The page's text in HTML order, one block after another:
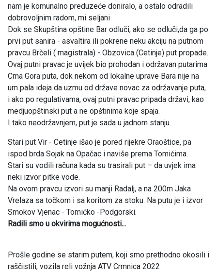
nam je komunalno preduzeće doniralo, a ostalo odradili
dobrovoljnim radom, mi seljani
Dok se Skupština opštine Bar odluči, ako se odluči,da ga po
prvi put sanira - asvaltira ili pokrene neku akciju na putnom
pravcu Brčeli ( magistrala) - Obzovica (Cetinje) put propade.
Ovaj putni pravac je uvijek bio prohodan i održavan putarima
Crna Gora puta, dok nekom od lokalne uprave Bara nije na
um pala ideja da uzmu od države novac za održavanje puta,
i ako po regulativama, ovaj putni pravac pripada državi, kao
medjuopštinski put a ne opštinima koje spaja.
I tako neodržavnjem, put je sada u jadnom stanju.
Stari put Vir - Cetinje išao je pored rijekre Oraoštice, pa
ispod brda Sojak na Opačac i naviše prema Tomićima.
Stari su vodili računa kada su trasirali put – da uvjek ima
neki izvor pitke vode.
Na ovom pravcu izvori su manji Radalj, a na 200m Jaka
Vrelaza sa točkom i sa koritom za stoku. Na putu je i izvor
Smokov Vjenac - Tomićko -Podgorski.
Radili smo u okvirima mogućnosti...
Prošle godine se starim putem, koji smo prethodno okosili i
raščistili, vozila reli vožnja ATV Crmnica 2022